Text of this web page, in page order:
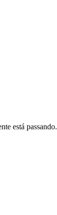
está passando.